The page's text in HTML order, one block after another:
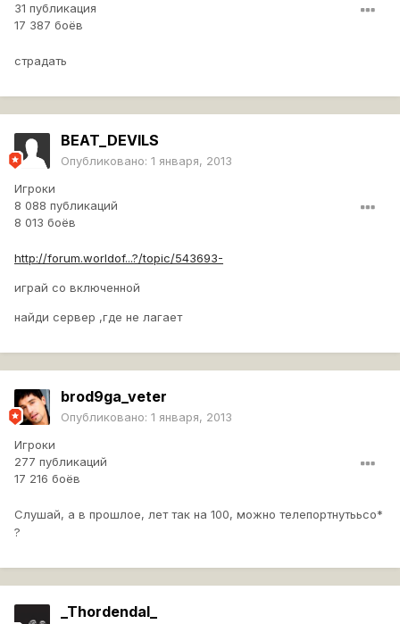
31 публикация
17 387 боёв
страдать
BEAT_DEVILS
Опубликовано: 1 января, 2013
Игроки
8 088 публикаций
8 013 боёв
http://forum.worldof...?/topic/543693-
играй со включенной
найди сервер ,где не лагает
brod9ga_veter
Опубликовано: 1 января, 2013
Игроки
277 публикаций
17 216 боёв
Слушай, а в прошлое, лет так на 100, можно телепортнутььсо*
?
_Thordendal_